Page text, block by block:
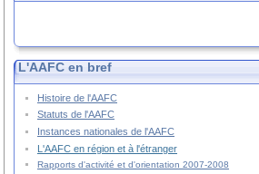
L'AAFC en bref
Histoire de l'AAFC
Statuts de l'AAFC
Instances nationales de l'AAFC
L'AAFC en région et à l'étranger
Rapports d'activité et d'orientation 2007-2008